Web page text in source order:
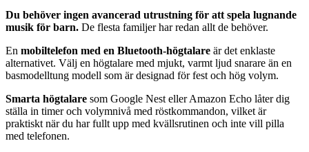
Du behöver ingen avancerad utrustning för att spela lugnande
musik för barn. De flesta familjer har redan allt de behöver.
En mobiltelefon med en Bluetooth-högtalare är det enklaste
alternativet. Välj en högtalare med mjukt, varmt ljud snarare än en
basmodelltung modell som är designad för fest och hög volym.
Smarta högtalare som Google Nest eller Amazon Echo låter dig
ställa in timer och volymnivå med röstkommandon, vilket är
praktiskt när du har fullt upp med kvällsrutinen och inte vill pilla
med telefonen.